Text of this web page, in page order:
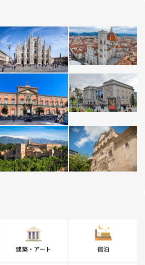
建築・アート 宿泊